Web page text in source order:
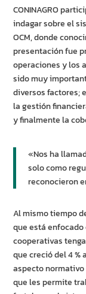
CONINAGRO
indagar sobre el
OCM, donde
presentación fue
operaciones y los
sido muy
diversos factores;
la gestión
y finalmente la
«Nos ha
solo como
reconocieron
Al mismo tiempo
que está
cooperativas
que creció del 4 %
aspecto
que les permite